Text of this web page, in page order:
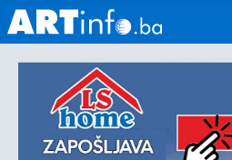
Početna
Vijesti